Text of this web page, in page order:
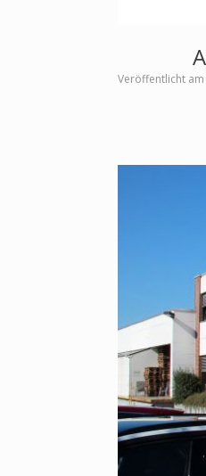
Veröffentlicht am